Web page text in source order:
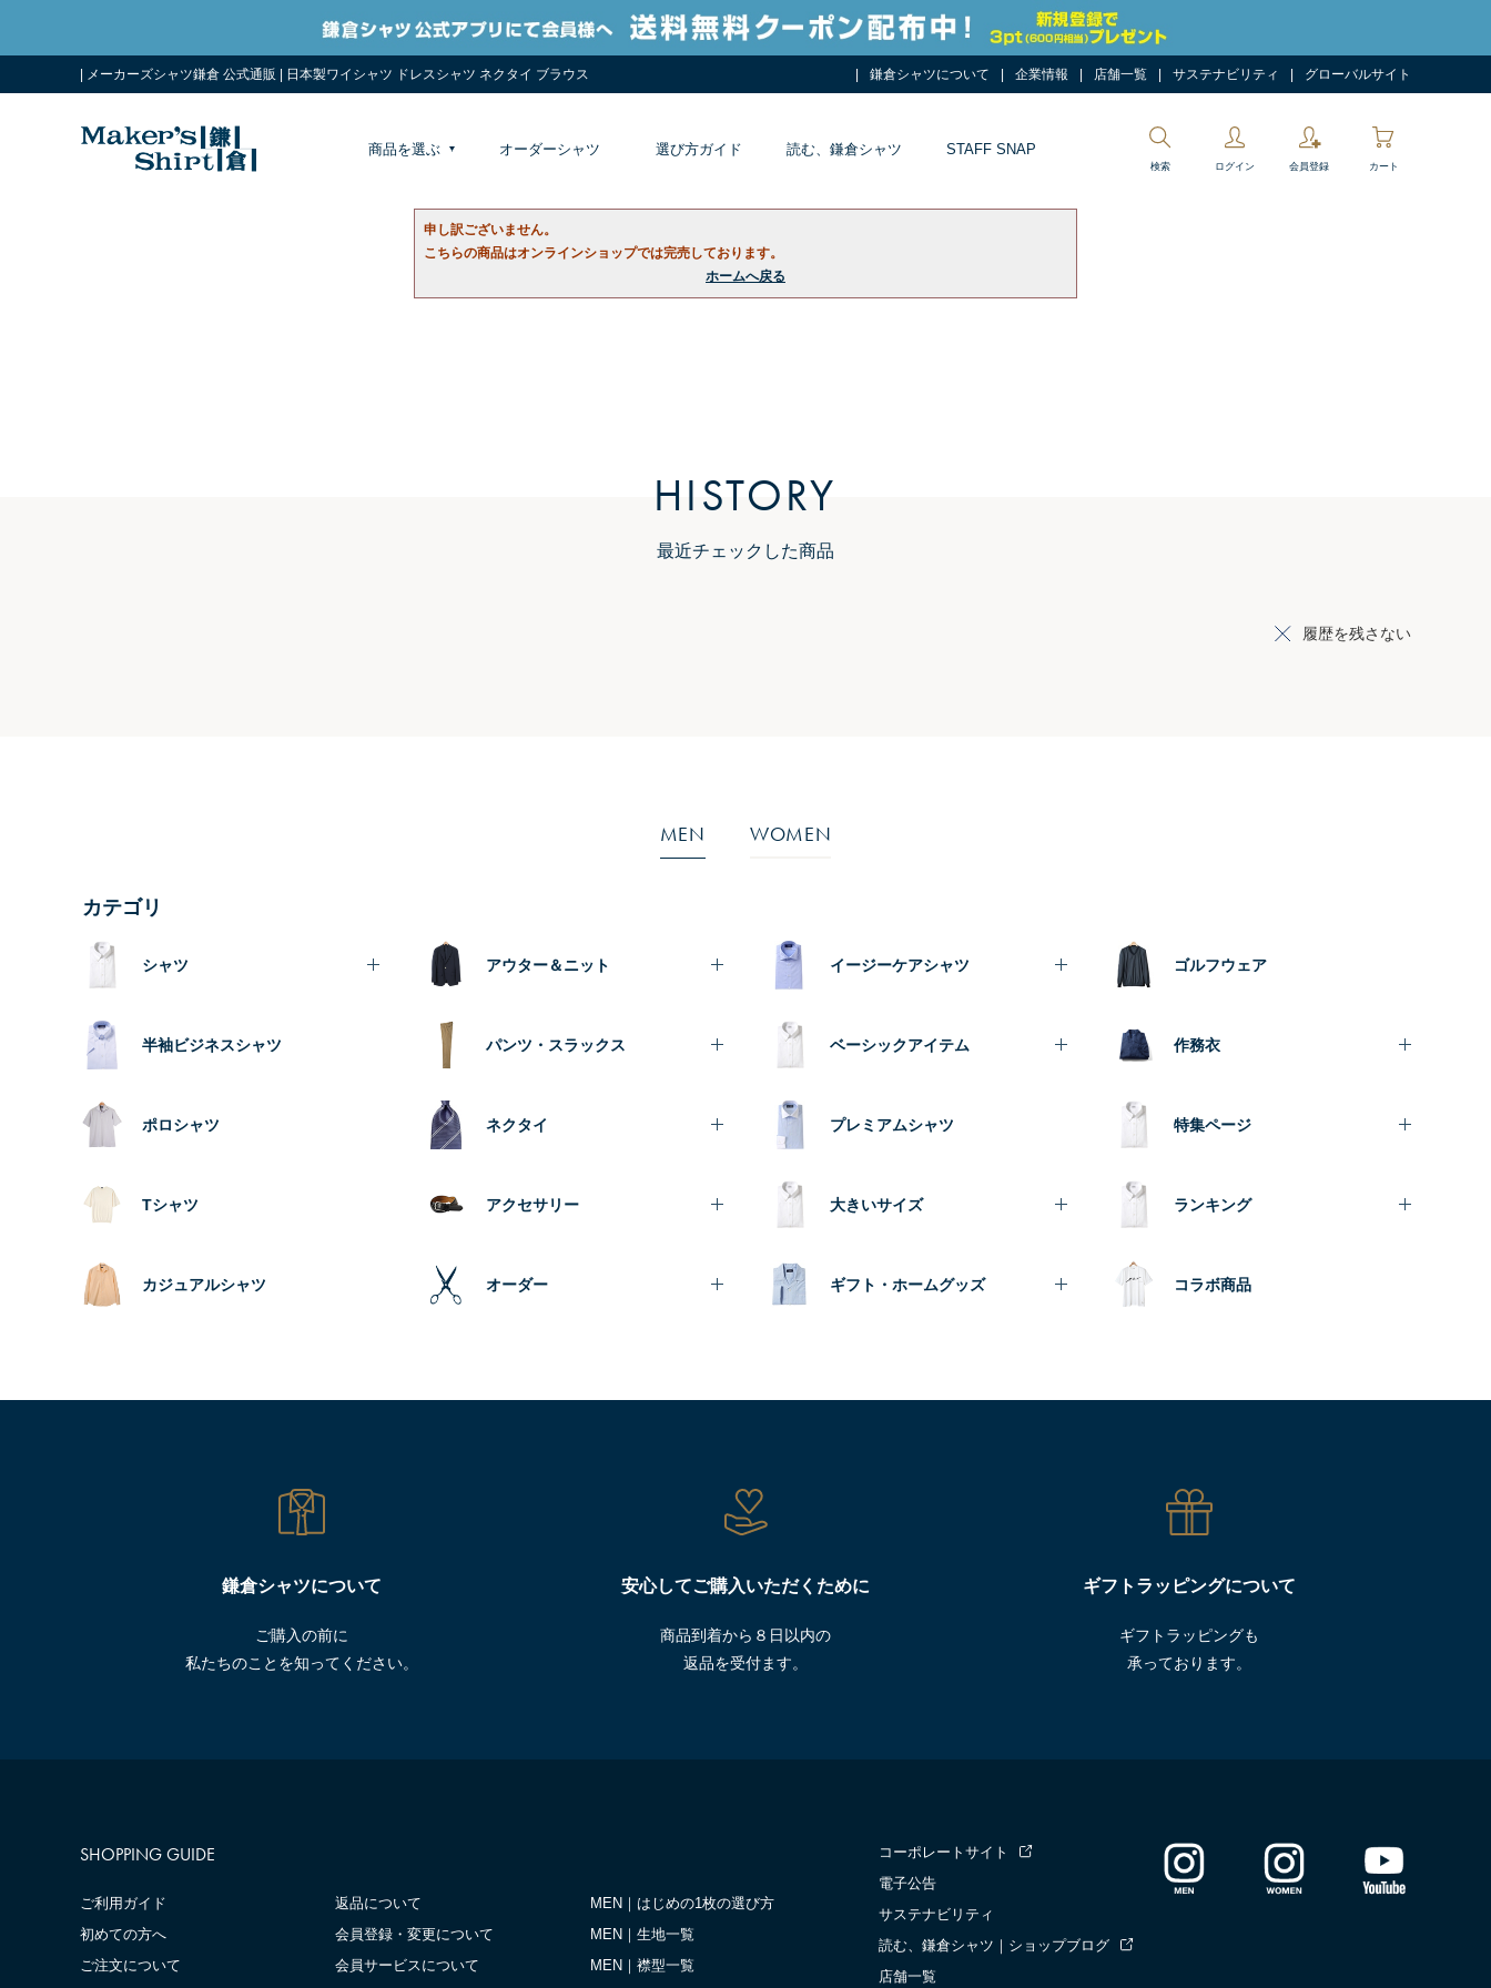
| メーカーズシャツ鎌倉 公式通販 | 日本製ワイシャツ ドレスシャツ ネクタイ ブラウス 鎌倉シャツについて 企業情報 店舗一覧 サステナビリティ グローバルサイト
商品を選ぶ オーダーシャツ 選び方ガイド 読む、鎌倉シャツ STAFF SNAP
検索 ログイン 会員登録 カート
申し訳ございません。
こちらの商品はオンラインショップでは完売しております。
ホームへ戻る
HISTORY
最近チェックした商品
履歴を残さない
MEN WOMEN
カテゴリ
シャツ
半袖ビジネスシャツ
ポロシャツ
Tシャツ
カジュアルシャツ
アウター＆ニット
パンツ・スラックス
ネクタイ
アクセサリー
オーダー
イージーケアシャツ
ベーシックアイテム
プレミアムシャツ
大きいサイズ
ギフト・ホームグッズ
ゴルフウェア
作務衣
特集ページ
ランキング
コラボ商品
鎌倉シャツについて
ご購入の前に
私たちのことを知ってください。
安心してご購入いただくために
商品到着から８日以内の
返品を受付ます。
ギフトラッピングについて
ギフトラッピングも
承っております。
SHOPPING GUIDE
ご利用ガイド
初めての方へ
ご注文について
返品について
会員登録・変更について
会員サービスについて
MEN｜はじめの1枚の選び方
MEN｜生地一覧
MEN｜襟型一覧
コーポレートサイト
電子公告
サステナビリティ
読む、鎌倉シャツ｜ショップブログ
店舗一覧